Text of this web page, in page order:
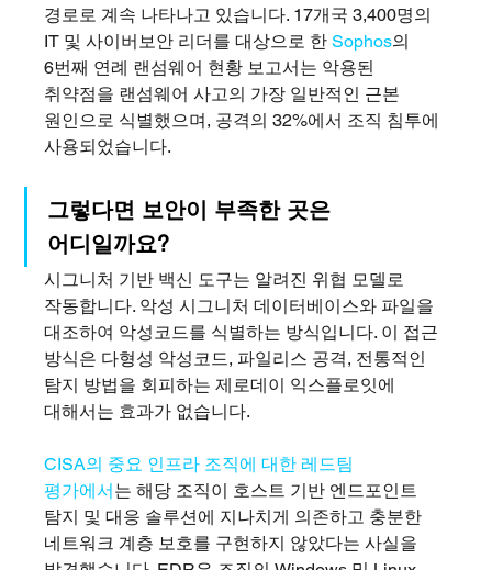
경로로 계속 나타나고 있습니다. 17개국 3,400명의
IT 및 사이버보안 리더를 대상으로 한 Sophos의
6번째 연례 랜섬웨어 현황 보고서는 악용된
취약점을 랜섬웨어 사고의 가장 일반적인 근본
원인으로 식별했으며, 공격의 32%에서 조직 침투에
사용되었습니다.
그렇다면 보안이 부족한 곳은
어디일까요?
시그니처 기반 백신 도구는 알려진 위협 모델로
작동합니다. 악성 시그니처 데이터베이스와 파일을
대조하여 악성코드를 식별하는 방식입니다. 이 접근
방식은 다형성 악성코드, 파일리스 공격, 전통적인
탐지 방법을 회피하는 제로데이 익스플로잇에
대해서는 효과가 없습니다.
CISA의 중요 인프라 조직에 대한 레드팀
평가에서는 해당 조직이 호스트 기반 엔드포인트
탐지 및 대응 솔루션에 지나치게 의존하고 충분한
네트워크 계층 보호를 구현하지 않았다는 사실을